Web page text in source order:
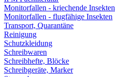
Monitorfallen - kriechende Insekten
Monitorfallen - flugfähige Insekten
Transport, Quarantäne
Reinigung
Schutzkleidung
Schreibwaren
Schreibhefte, Blöcke
Schreibgeräte, Marker